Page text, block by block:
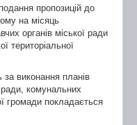
пропозицій до
на місяць
органів міської ради
територіальної
за виконання планів
ради, комунальних
громади покладається